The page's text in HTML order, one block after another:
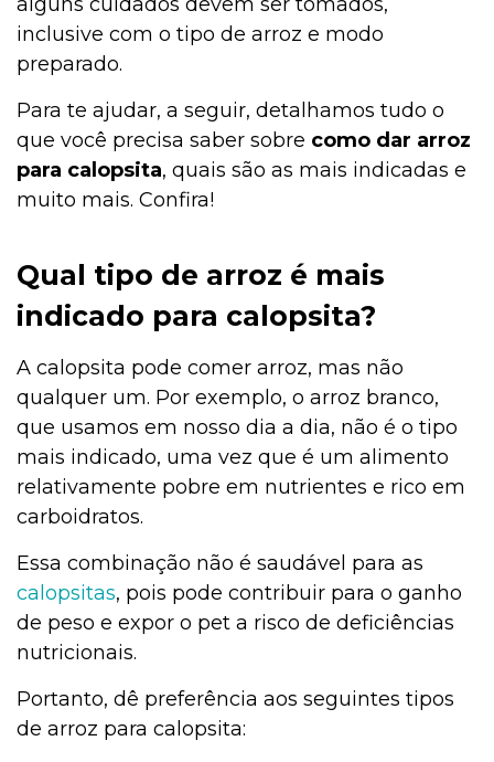
alguns cuidados devem ser tomados,
inclusive com o tipo de arroz e modo
preparado.
Para te ajudar, a seguir, detalhamos tudo o
que você precisa saber sobre como dar arroz
para calopsita, quais são as mais indicadas e
muito mais. Confira!
Qual tipo de arroz é mais
indicado para calopsita?
A calopsita pode comer arroz, mas não
qualquer um. Por exemplo, o arroz branco,
que usamos em nosso dia a dia, não é o tipo
mais indicado, uma vez que é um alimento
relativamente pobre em nutrientes e rico em
carboidratos.
Essa combinação não é saudável para as
calopsitas, pois pode contribuir para o ganho
de peso e expor o pet a risco de deficiências
nutricionais.
Portanto, dê preferência aos seguintes tipos
de arroz para calopsita: